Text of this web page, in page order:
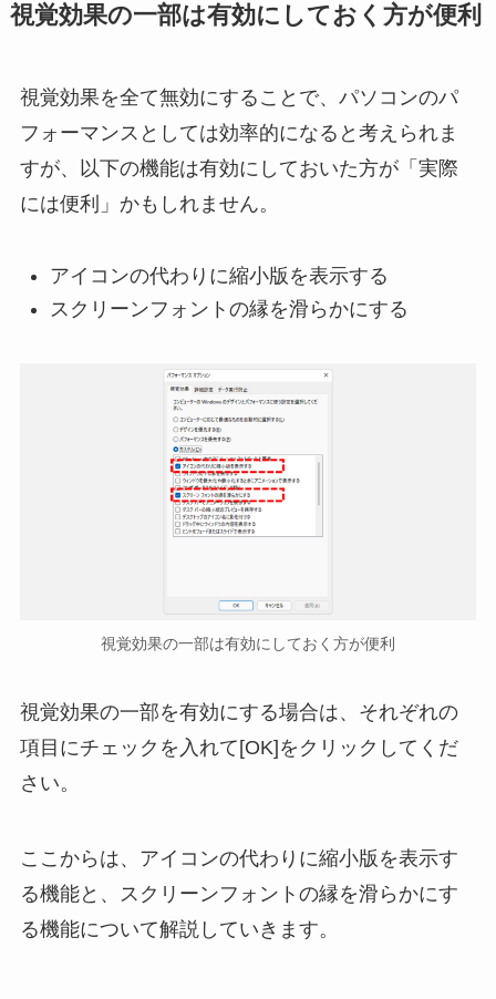
視覚効果の一部は有効にしておく方が便利
視覚効果を全て無効にすることで、パソコンのパ
フォーマンスとしては効率的になると考えられま
すが、以下の機能は有効にしておいた方が「実際
には便利」かもしれません。
アイコンの代わりに縮小版を表示する
スクリーンフォントの縁を滑らかにする
視覚効果の一部は有効にしておく方が便利
視覚効果の一部を有効にする場合は、それぞれの
項目にチェックを入れて[OK]をクリックしてくだ
さい。
ここからは、アイコンの代わりに縮小版を表示す
る機能と、スクリーンフォントの縁を滑らかにす
る機能について解説していきます。